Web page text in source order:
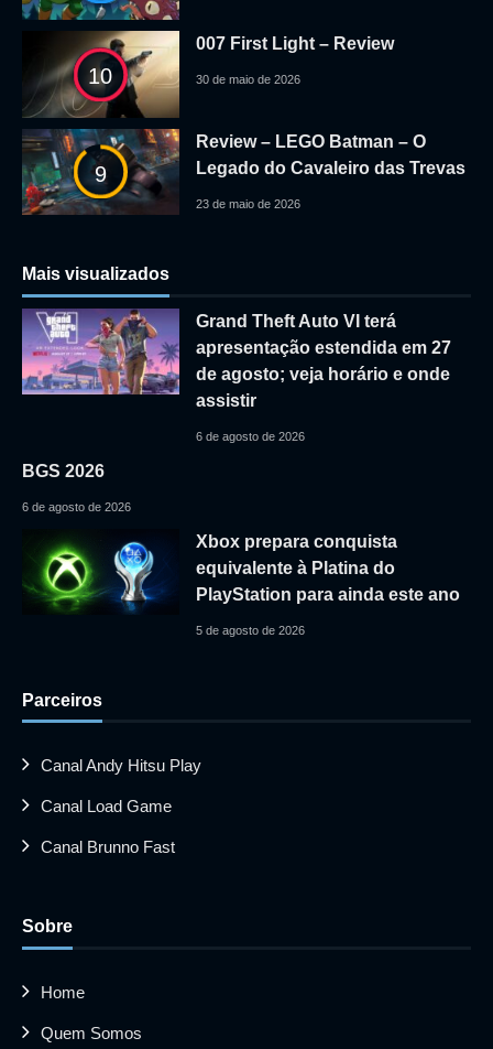
10
007 First Light – Review
30 de maio de 2026
9
Review – LEGO Batman – O
Legado do Cavaleiro das Trevas
23 de maio de 2026
Mais visualizados
Grand Theft Auto VI terá
apresentação estendida em 27
de agosto; veja horário e onde
assistir
6 de agosto de 2026
BGS 2026
6 de agosto de 2026
Xbox prepara conquista
equivalente à Platina do
PlayStation para ainda este ano
5 de agosto de 2026
Parceiros
Canal Andy Hitsu Play
Canal Load Game
Canal Brunno Fast
Sobre
Home
Quem Somos